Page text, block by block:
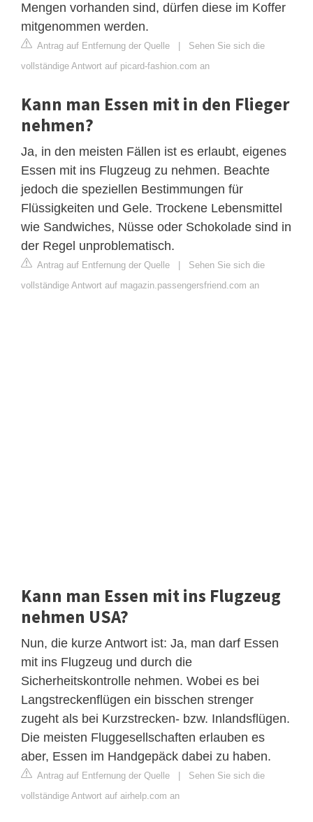
Mengen vorhanden sind, dürfen diese im Koffer
mitgenommen werden.
Antrag auf Entfernung der Quelle
Sehen Sie sich die
vollständige Antwort auf picard-fashion.com an
Kann man Essen mit in den Flieger
nehmen?
Ja, in den meisten Fällen ist es erlaubt, eigenes
Essen mit ins Flugzeug zu nehmen. Beachte
jedoch die speziellen Bestimmungen für
Flüssigkeiten und Gele. Trockene Lebensmittel
wie Sandwiches, Nüsse oder Schokolade sind in
der Regel unproblematisch.
Antrag auf Entfernung der Quelle
Sehen Sie sich die
vollständige Antwort auf magazin.passengersfriend.com an
Kann man Essen mit ins Flugzeug
nehmen USA?
Nun, die kurze Antwort ist: Ja, man darf Essen
mit ins Flugzeug und durch die
Sicherheitskontrolle nehmen. Wobei es bei
Langstreckenflügen ein bisschen strenger
zugeht als bei Kurzstrecken- bzw. Inlandsflügen.
Die meisten Fluggesellschaften erlauben es
aber, Essen im Handgepäck dabei zu haben.
Antrag auf Entfernung der Quelle
Sehen Sie sich die
vollständige Antwort auf airhelp.com an